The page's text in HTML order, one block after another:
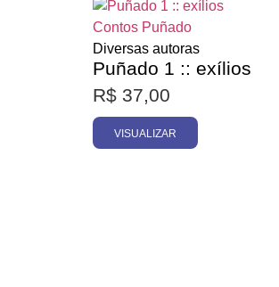
Contos Puñado
Diversas autoras
Puñado 1 :: exílios
R$ 37,00
VISUALIZAR